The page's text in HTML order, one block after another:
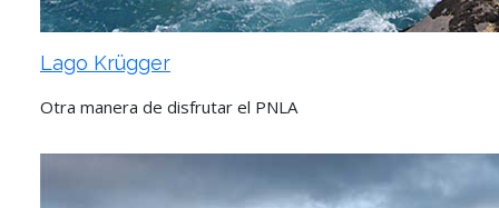
Lago Krügger
Otra manera de disfrutar el PNLA